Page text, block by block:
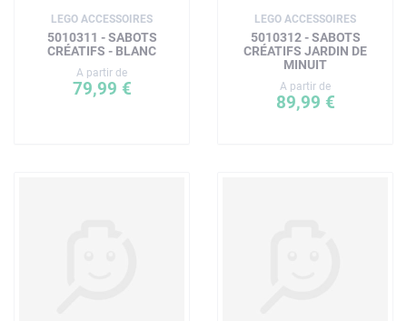
LEGO ACCESSOIRES
5010311 - SABOTS
CRÉATIFS - BLANC
A partir de
79,99 €
LEGO ACCESSOIRES
5010312 - SABOTS
CRÉATIFS JARDIN DE
MINUIT
A partir de
89,99 €